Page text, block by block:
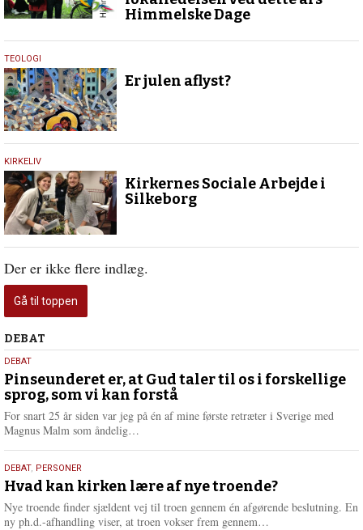
Himmelske Dage
22.
december
2023
TEOLOGI
Er julen aflyst?
27.
juni
2016
KIRKELIV
Kirkernes Sociale Arbejde i
Silkeborg
Der er ikke flere indlæg.
Gå til toppen
Debat
DEBAT
5.
august
2026
DEBAT
Pinseunderet er, at Gud taler til os i forskellige
sprog, som vi kan forstå
For snart 25 år siden var jeg på én af mine første retræter i Sverige med
Magnus Malm som åndelig…
e
e
25.
juli
2026
DEBAT, PERSONER
Hvad kan kirken lære af nye troende?
Nye troende finder sjældent vej til troen gennem én afgørende beslutning. En
ny ph.d.-afhandling viser, at troen vokser frem gennem…